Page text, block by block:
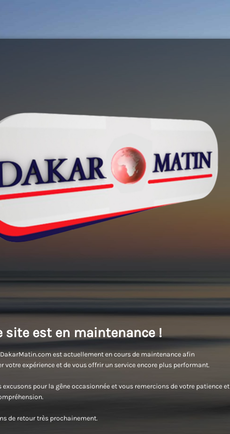
site est en maintenance !
est actuellement en cours de maintenance afin
votre expérience et de vous offrir un service encore plus performant.
excusons pour la gêne occasionnée et vous remercions de votre patience et
de retour très prochainement.